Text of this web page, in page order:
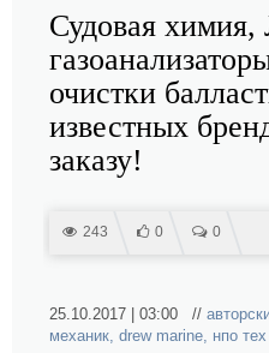
Судовая
очистки
известных
заказу!
243 0 0
25.10.2017 | 03:00 //
механик, drew marine, нпо тех